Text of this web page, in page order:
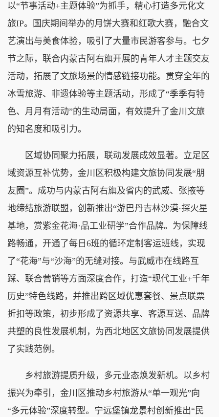
以“节事活动+主题体验”为抓手，精心打造多元化文
旅IP。国庆期间举办的月饼大赛和红歌大赛，融合文
艺演出与美食体验，吸引了大量市民游客参与。七夕
节之际，联合内蒙古阿右旗开展的青年人才主题交友
活动，拓展了文旅场景的情感链接功能。贯穿全年的
冰雪旅游、非遗体验等主题活动，形成了“季季有特
色、月月有活动”的生动局面，有效提升了金川文旅
的知名度和吸引力。
区域协同聚力拓展，联动发展成效显著。立足区
域资源互补优势，金川区积极构建文旅协同发展“朋
友圈”。成功与内蒙古阿右旗及省内的武威、张掖等
地缔结旅游联盟，创新推出“游巴丹吉林沙漠·探火星
基地，赏紫金花海·品工业研学”合作品牌。为保障线
路畅通，开通了每日6班的循环定制客运班线，实现
了“花海”与“沙海”的无缝对接。与武威市在线路互
踩、联合营销等方面深度合作，打造“现代工业+千年
历史”特色线路，并推出跨区域优惠套餐、景点联票
折扣等政策，初步形成了资源共享、客源互送、品牌
共塑的良性发展机制，为西北地区文旅协同发展提供
了实践范例。
乡村旅游提质升级，多元业态焕发新机。以乡村
振兴为牵引，金川区推动乡村旅游从“单一观光”向
“多元体验”深度转型。宁远堡镇龙景村创新推出“民